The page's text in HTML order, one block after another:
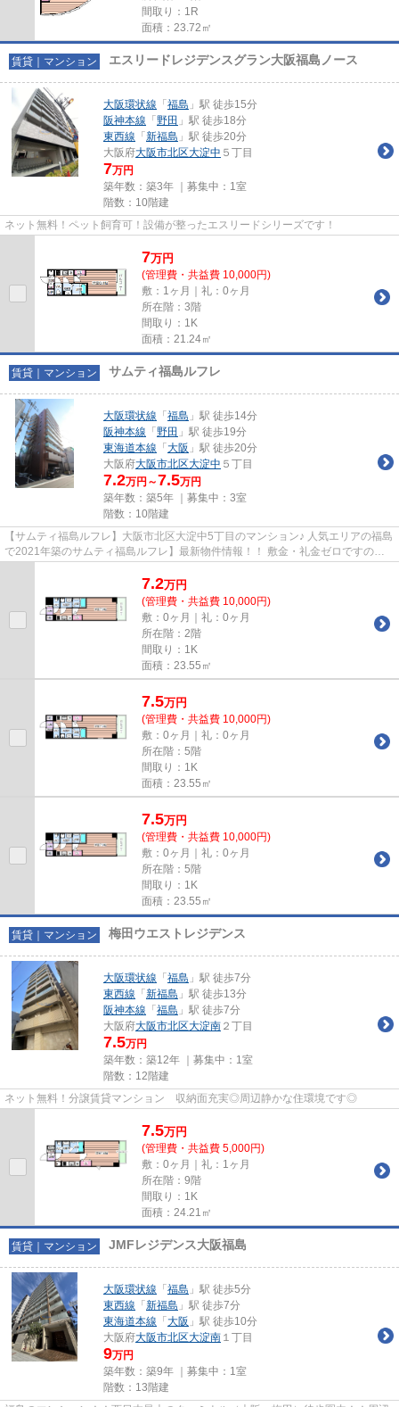
間取り：1R
面積：23.72㎡
賃貸｜マンション エスリードレジデンスグラン大阪福島ノース
大阪環状線 「 福島 」駅 徒歩15分
阪神本線 「 野田 」駅 徒歩18分
東西線 「 新福島 」駅 徒歩20分
大阪府大阪市北区大淀中 ５丁目
7万円
築年数：築3年 ｜募集中： 1室
階数：10階建
ネット無料！ペット飼育可！設備が整ったエスリードシリーズです！
7万円
(管理費・共益費 10,000円)
敷：1ヶ月｜礼：0ヶ月
所在階：3階
間取り：1K
面積：21.24㎡
賃貸｜マンション サムティ福島ルフレ
大阪環状線 「 福島 」駅 徒歩14分
阪神本線 「 野田 」駅 徒歩19分
東海道本線 「 大阪 」駅 徒歩20分
大阪府大阪市北区大淀中 ５丁目
7.2万円～7.5万円
築年数：築5年 ｜募集中： 3室
階数：10階建
【サムティ福島ルフレ】大阪市北区大淀中5丁目のマンション♪ 人気エリアの福島
で2021年築のサムティ福島ルフレ】最新物件情報！！ 敷金・礼金ゼロですので
7.2万円
(管理費・共益費 10,000円)
敷：0ヶ月｜礼：0ヶ月
所在階：2階
間取り：1K
面積：23.55㎡
7.5万円
(管理費・共益費 10,000円)
敷：0ヶ月｜礼：0ヶ月
所在階：5階
間取り：1K
面積：23.55㎡
7.5万円
(管理費・共益費 10,000円)
敷：0ヶ月｜礼：0ヶ月
所在階：5階
間取り：1K
面積：23.55㎡
賃貸｜マンション 梅田ウエストレジデンス
大阪環状線 「 福島 」駅 徒歩7分
東西線 「 新福島 」駅 徒歩13分
阪神本線 「 福島 」駅 徒歩7分
大阪府大阪市北区大淀南 ２丁目
7.5万円
築年数：築12年 ｜募集中： 1室
階数：12階建
ネット無料！分譲賃貸マンション 収納面充実◎周辺静かな住環境です◎
7.5万円
(管理費・共益費 5,000円)
敷：0ヶ月｜礼：1ヶ月
所在階：9階
間取り：1K
面積：24.21㎡
賃貸｜マンション JMFレジデンス大阪福島
大阪環状線 「 福島 」駅 徒歩5分
東西線 「 新福島 」駅 徒歩7分
東海道本線 「 大阪 」駅 徒歩10分
大阪府大阪市北区大淀南 １丁目
9万円
築年数：築9年 ｜募集中： 1室
階数：13階建